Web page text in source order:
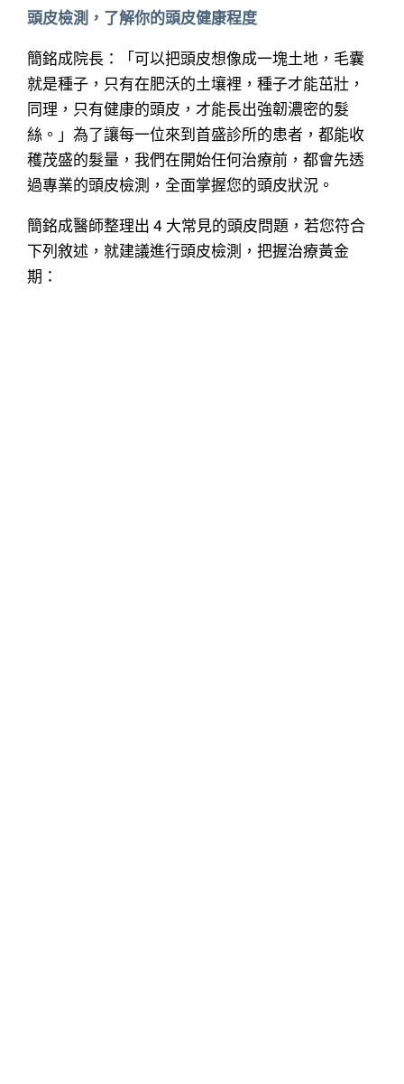
頭皮檢測，了解你的頭皮健康程度
簡銘成院長：「可以把頭皮想像成一塊土地，毛囊
就是種子，只有在肥沃的土壤裡，種子才能茁壯，
同理，只有健康的頭皮，才能長出強韌濃密的髮
絲。」為了讓每一位來到首盛診所的患者，都能收
穫茂盛的髮量，我們在開始任何治療前，都會先透
過專業的頭皮檢測，全面掌握您的頭皮狀況。
簡銘成醫師整理出 4 大常見的頭皮問題，若您符合
下列敘述，就建議進行頭皮檢測，把握治療黃金
期：